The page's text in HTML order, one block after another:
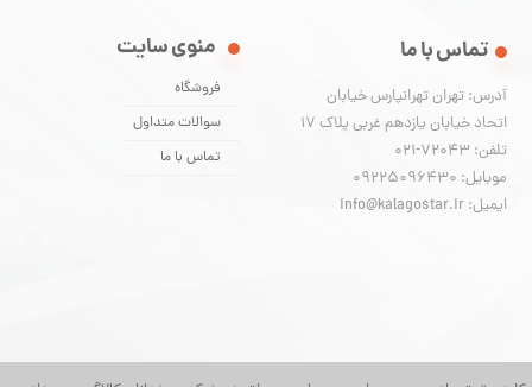
منوی سایت
فروشگاه
سوالات متداول
تماس با ما
تماس با ما
آدرس: تهران تهرانپارس خیابان
اتحاد خیابان یازدهم غربی پلاک ۱۷
تلفن: 72043-021
موبایل: 09225096430
ایمیل: info@kalagostar.ir